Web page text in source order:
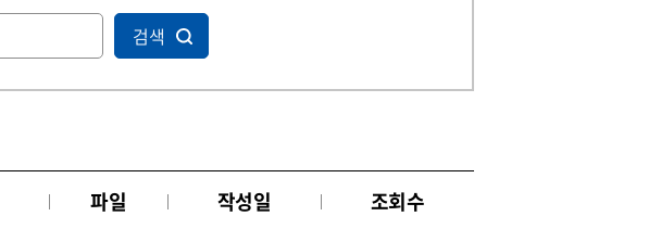
검색
파일 작성일 조회수